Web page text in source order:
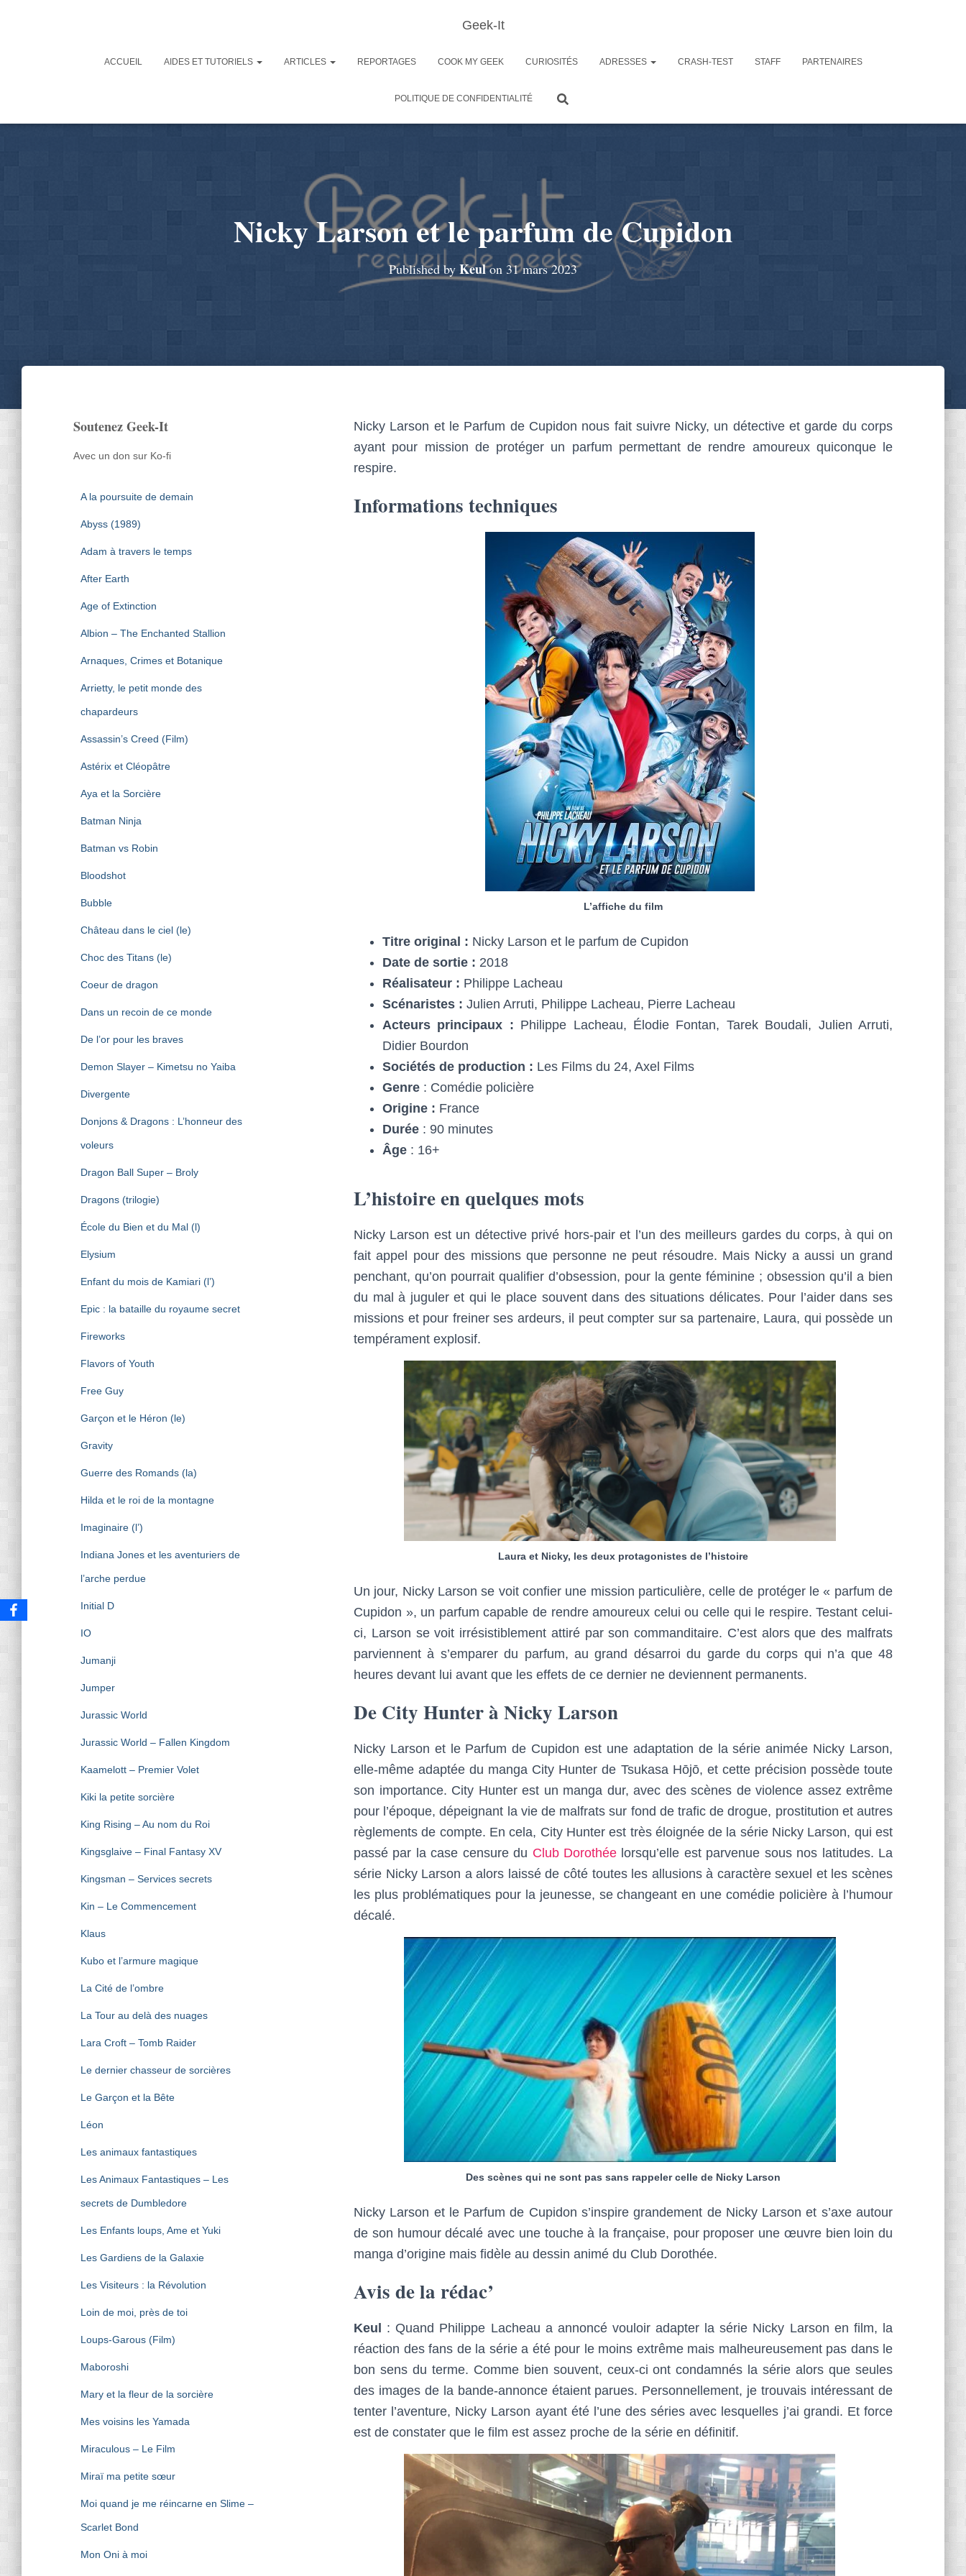
Geek-It
ACCUEIL AIDES ET TUTORIELS ARTICLES REPORTAGES COOK MY GEEK CURIOSITÉS ADRESSES CRASH-TEST STAFF PARTENAIRES
POLITIQUE DE CONFIDENTIALITÉ
Nicky Larson et le parfum de Cupidon
Published by Keulon 31 mars 2023
Soutenez Geek-It
Avec un don sur Ko-fi
A la poursuite de demain
Abyss (1989)
Adam à travers le temps
After Earth
Age of Extinction
Albion – The Enchanted Stallion
Arnaques, Crimes et Botanique
Arrietty, le petit monde des
chapardeurs
Assassin’s Creed (Film)
Astérix et Cléopâtre
Aya et la Sorcière
Batman Ninja
Batman vs Robin
Bloodshot
Bubble
Château dans le ciel (le)
Choc des Titans (le)
Coeur de dragon
Dans un recoin de ce monde
De l’or pour les braves
Demon Slayer – Kimetsu no Yaiba
Divergente
Donjons & Dragons : L’honneur des
voleurs
Dragon Ball Super – Broly
Dragons (trilogie)
École du Bien et du Mal (l)
Elysium
Enfant du mois de Kamiari (l’)
Epic : la bataille du royaume secret
Fireworks
Flavors of Youth
Free Guy
Garçon et le Héron (le)
Gravity
Guerre des Romands (la)
Hilda et le roi de la montagne
Imaginaire (l’)
Indiana Jones et les aventuriers de
l’arche perdue
Initial D
IO
Jumanji
Jumper
Jurassic World
Jurassic World – Fallen Kingdom
Kaamelott – Premier Volet
Kiki la petite sorcière
King Rising – Au nom du Roi
Kingsglaive – Final Fantasy XV
Kingsman – Services secrets
Kin – Le Commencement
Klaus
Kubo et l’armure magique
La Cité de l’ombre
La Tour au delà des nuages
Lara Croft – Tomb Raider
Le dernier chasseur de sorcières
Le Garçon et la Bête
Léon
Les animaux fantastiques
Les Animaux Fantastiques – Les
secrets de Dumbledore
Les Enfants loups, Ame et Yuki
Les Gardiens de la Galaxie
Les Visiteurs : la Révolution
Loin de moi, près de toi
Loups-Garous (Film)
Maboroshi
Mary et la fleur de la sorcière
Mes voisins les Yamada
Miraculous – Le Film
Miraï ma petite sœur
Moi quand je me réincarne en Slime –
Scarlet Bond
Mon Oni à moi
Nicky Larson et le Parfum de Cupidon nous fait suivre Nicky, un détective et garde du corps
ayant pour mission de protéger un parfum permettant de rendre amoureux quiconque le
respire.
Informations techniques
L’affiche du film
Titre original : Nicky Larson et le parfum de Cupidon
Date de sortie : 2018
Réalisateur : Philippe Lacheau
Scénaristes : Julien Arruti, Philippe Lacheau, Pierre Lacheau
Acteurs principaux : Philippe Lacheau, Élodie Fontan, Tarek Boudali, Julien Arruti,
Didier Bourdon
Sociétés de production : Les Films du 24, Axel Films
Genre : Comédie policière
Origine : France
Durée : 90 minutes
Âge : 16+
L’histoire en quelques mots
Nicky Larson est un détective privé hors-pair et l’un des meilleurs gardes du corps, à qui on
fait appel pour des missions que personne ne peut résoudre. Mais Nicky a aussi un grand
penchant, qu’on pourrait qualifier d’obsession, pour la gente féminine ; obsession qu’il a bien
du mal à juguler et qui le place souvent dans des situations délicates. Pour l’aider dans ses
missions et pour freiner ses ardeurs, il peut compter sur sa partenaire, Laura, qui possède un
tempérament explosif.
Laura et Nicky, les deux protagonistes de l’histoire
Un jour, Nicky Larson se voit confier une mission particulière, celle de protéger le « parfum de
Cupidon », un parfum capable de rendre amoureux celui ou celle qui le respire. Testant celui-
ci, Larson se voit irrésistiblement attiré par son commanditaire. C’est alors que des malfrats
parviennent à s’emparer du parfum, au grand désarroi du garde du corps qui n’a que 48
heures devant lui avant que les effets de ce dernier ne deviennent permanents.
De City Hunter à Nicky Larson
Nicky Larson et le Parfum de Cupidon est une adaptation de la série animée Nicky Larson,
elle-même adaptée du manga City Hunter de Tsukasa Hōjō, et cette précision possède toute
son importance. City Hunter est un manga dur, avec des scènes de violence assez extrême
pour l’époque, dépeignant la vie de malfrats sur fond de trafic de drogue, prostitution et autres
règlements de compte. En cela, City Hunter est très éloignée de la série Nicky Larson, qui est
passé par la case censure du Club Dorothée lorsqu’elle est parvenue sous nos latitudes. La
série Nicky Larson a alors laissé de côté toutes les allusions à caractère sexuel et les scènes
les plus problématiques pour la jeunesse, se changeant en une comédie policière à l’humour
décalé.
Des scènes qui ne sont pas sans rappeler celle de Nicky Larson
Nicky Larson et le Parfum de Cupidon s’inspire grandement de Nicky Larson et s’axe autour
de son humour décalé avec une touche à la française, pour proposer une œuvre bien loin du
manga d’origine mais fidèle au dessin animé du Club Dorothée.
Avis de la rédac’
Keul
: Quand Philippe Lacheau a annoncé vouloir adapter la série Nicky Larson en film, la
réaction des fans de la série a été pour le moins extrême mais malheureusement pas dans le
bon sens du terme. Comme bien souvent, ceux-ci ont condamnés la série alors que seules
des images de la bande-annonce étaient parues. Personnellement, je trouvais intéressant de
tenter l’aventure, Nicky Larson ayant été l’une des séries avec lesquelles j’ai grandi. Et force
est de constater que le film est assez proche de la série en définitif.